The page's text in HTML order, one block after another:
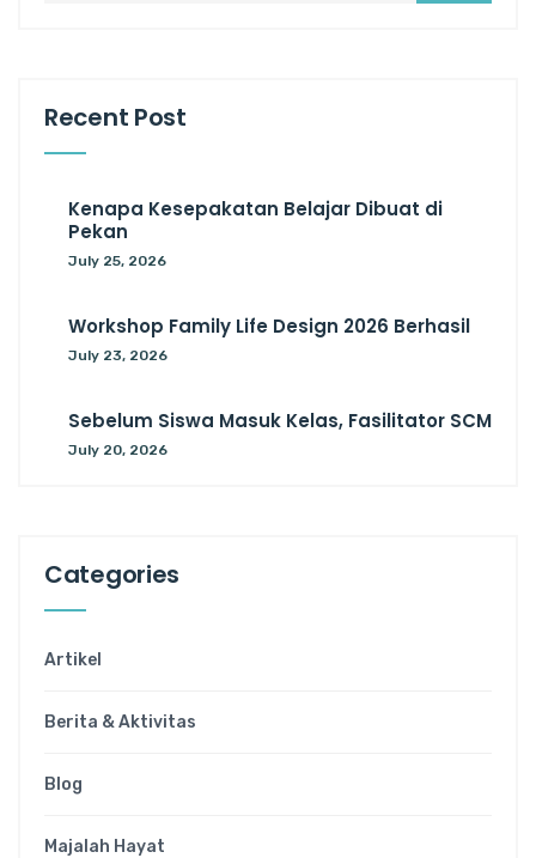
Recent Post
Kenapa Kesepakatan Belajar Dibuat di
Pekan
July 25, 2026
Workshop Family Life Design 2026 Berhasil
July 23, 2026
Sebelum Siswa Masuk Kelas, Fasilitator SCM
July 20, 2026
Categories
Artikel
Berita & Aktivitas
Blog
Majalah Hayat